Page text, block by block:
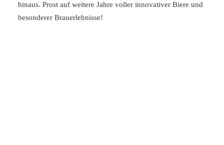
hinaus. Prost auf weitere Jahre voller innovativer Biere und
besonderer Brauerlebnisse!